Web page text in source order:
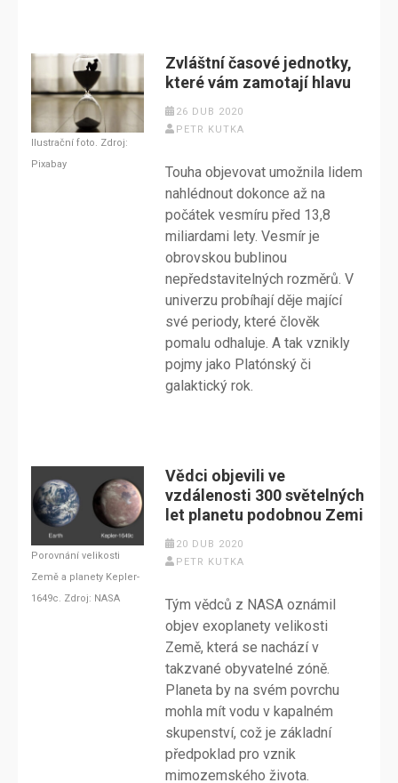
Ilustrační foto. Zdroj:
Pixabay
Zvláštní časové jednotky,
které vám zamotají hlavu
26 DUB 2020
PETR KUTKA
Touha objevovat umožnila lidem
nahlédnout dokonce až na
počátek vesmíru před 13,8
miliardami lety. Vesmír je
obrovskou bublinou
nepředstavitelných rozměrů. V
univerzu probíhají děje mající
své periody, které člověk
pomalu odhaluje. A tak vznikly
pojmy jako Platónský či
galaktický rok.
Porovnání velikosti
Země a planety Kepler-
1649c. Zdroj: NASA
Vědci objevili ve
vzdálenosti 300 světelných
let planetu podobnou Zemi
20 DUB 2020
PETR KUTKA
Tým vědců z NASA oznámil
objev exoplanety velikosti
Země, která se nachází v
takzvané obyvatelné zóně.
Planeta by na svém povrchu
mohla mít vodu v kapalném
skupenství, což je základní
předpoklad pro vznik
mimozemského života.